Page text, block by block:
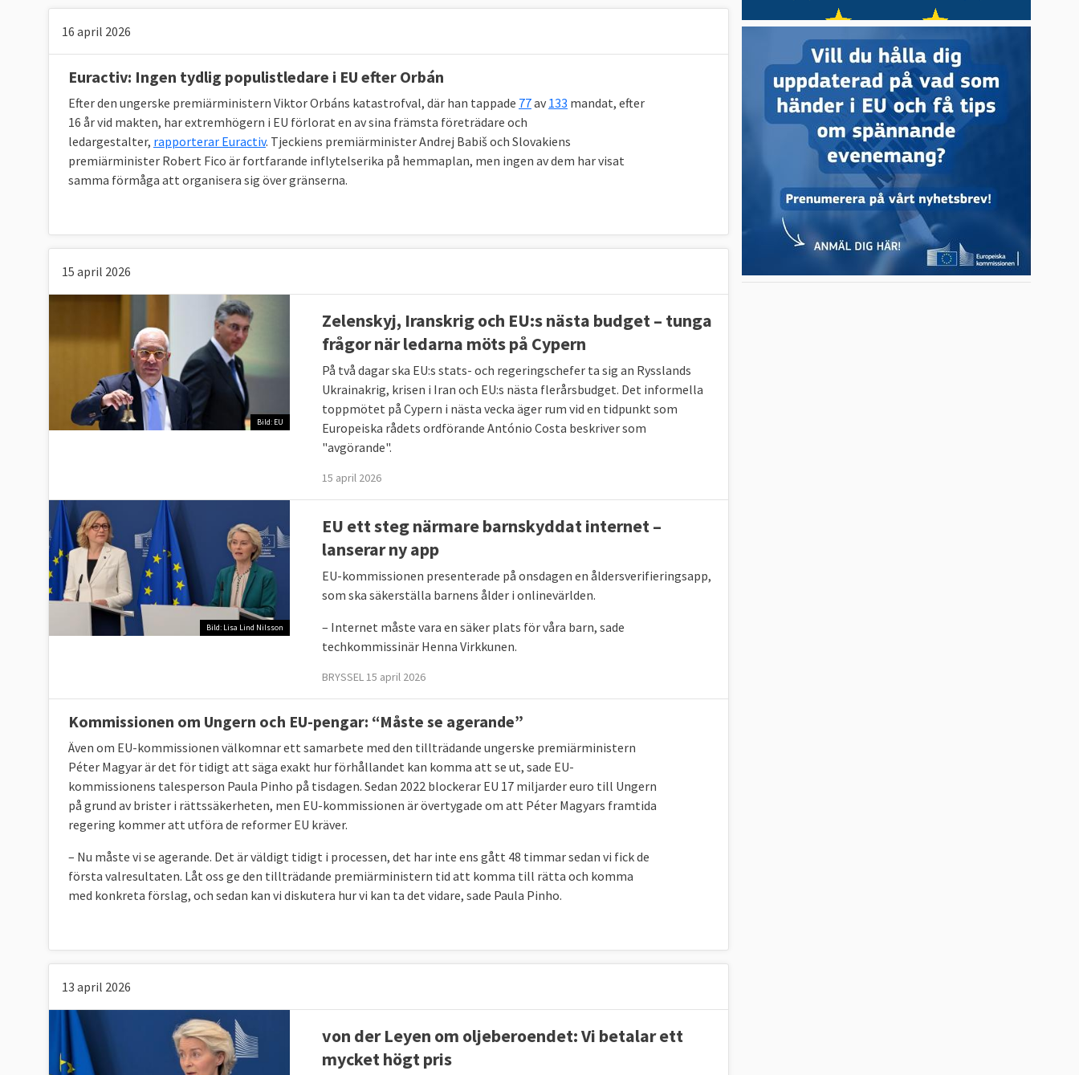
16 april 2026
Euractiv: Ingen tydlig populistledare i EU efter Orbán
Efter den ungerske premiärministern Viktor Orbáns katastrofval, där han tappade 77av 133 mandat, efter
16 år vid makten, har extremhögern i EU förlorat en av sina främsta företrädare och
ledargestalter, rapporterar Euractiv. Tjeckiens premiärminister Andrej Babiš och Slovakiens
premiärminister Robert Fico är fortfarande inflytelserika på hemmaplan, men ingen av dem har visat
samma förmåga att organisera sig över gränserna.
15 april 2026
Bild: EU
Zelenskyj, Iranskrig och EU:s nästa budget – tunga
frågor när ledarna möts på Cypern
På två dagar ska EU:s stats- och regeringschefer ta sig an Rysslands
Ukrainakrig, krisen i Iran och EU:s nästa flerårsbudget. Det informella
toppmötet på Cypern i nästa vecka äger rum vid en tidpunkt som
Europeiska rådets ordförande António Costa beskriver som
"avgörande".
15 april 2026
Bild: Lisa Lind Nilsson
EU ett steg närmare barnskyddat internet –
lanserar ny app
EU-kommissionen presenterade på onsdagen en åldersverifieringsapp,
som ska säkerställa barnens ålder i onlinevärlden.
– Internet måste vara en säker plats för våra barn, sade
techkommissinär Henna Virkkunen.
BRYSSEL 15 april 2026
Kommissionen om Ungern och EU-pengar: “Måste se agerande”
Även om EU-kommissionen välkomnar ett samarbete med den tillträdande ungerske premiärministern
Péter Magyar är det för tidigt att säga exakt hur förhållandet kan komma att se ut, sade EU-
kommissionens talesperson Paula Pinho på tisdagen. Sedan 2022 blockerar EU 17 miljarder euro till Ungern
på grund av brister i rättssäkerheten, men EU-kommissionen är övertygade om att Péter Magyars framtida
regering kommer att utföra de reformer EU kräver.
– Nu måste vi se agerande. Det är väldigt tidigt i processen, det har inte ens gått 48 timmar sedan vi fick de
första valresultaten. Låt oss ge den tillträdande premiärministern tid att komma till rätta och komma
med konkreta förslag, och sedan kan vi diskutera hur vi kan ta det vidare, sade Paula Pinho.
13 april 2026
von der Leyen om oljeberoendet: Vi betalar ett
mycket högt pris